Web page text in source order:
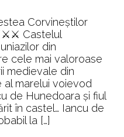
Corvineștilor
Castelul
din
cele mai valoroase
medievale din
al marelui voievod
de Hunedoara şi fiul
în castel… Iancu de
la […]